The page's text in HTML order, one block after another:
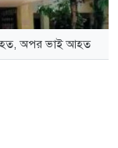
অপর ভাই আহত